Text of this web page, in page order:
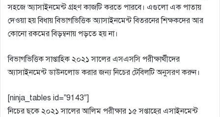
সহজে অ্যাসাইনমেন্ট গ্রহণ কাজটি করতে পারবে। এগুলো এক পাতায়
দেওয়া হয় বিধায় বিভাগভিত্তিক অ্যাসাইনমেন্ট বিতরনের শিক্ষকদের আর
কোনো রকমের বিড়ম্বনায় পড়তে হয় না।
বিভাগভিত্তিক সাপ্তাহিক ২০২১ সালের এসএসসি পরীক্ষার্থীদের
অ্যাসাইনমেন্ট ডাউনলোড করার জন্য নিচের টেবিলটি অনুসরণ করুন।
[ninja_tables id=”9143″]
নিচের ছকে ২০২১ সালের আলিম পরীক্ষার ১৫ সপ্তাহের এসাইনমেন্ট